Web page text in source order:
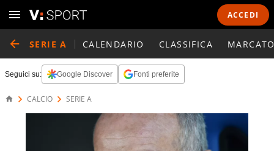
ACCEDI
SERIE A CALENDARIO CLASSIFICA
Seguici su: Google Discover Fonti preferite
CALCIO SERIE A